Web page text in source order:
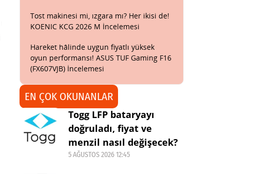
Tost makinesi mi, ızgara mı? Her ikisi de!
KOENIC KCG 2026 M İncelemesi
Hareket hâlinde uygun fiyatlı yüksek
oyun performansı! ASUS TUF Gaming F16
(FX607VJB) İncelemesi
EN ÇOK OKUNANLAR
Togg LFP bataryayı
doğruladı, fiyat ve
menzil nasıl değişecek?
5 AĞUSTOS 2026 12:45